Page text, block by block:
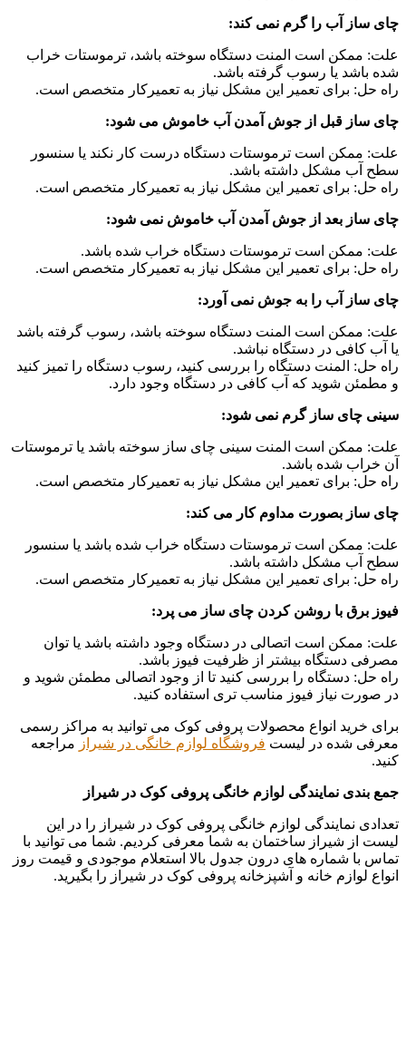
چای ساز آب را گرم نمی کند:
علت: ممکن است المنت دستگاه سوخته باشد، ترموستات خراب
شده باشد یا رسوب گرفته باشد.
راه حل: برای تعمیر این مشکل نیاز به تعمیرکار متخصص است.
چای ساز قبل از جوش آمدن آب خاموش می شود:
علت: ممکن است ترموستات دستگاه درست کار نکند یا سنسور
سطح آب مشکل داشته باشد.
راه حل: برای تعمیر این مشکل نیاز به تعمیرکار متخصص است.
چای ساز بعد از جوش آمدن آب خاموش نمی شود:
علت: ممکن است ترموستات دستگاه خراب شده باشد.
راه حل: برای تعمیر این مشکل نیاز به تعمیرکار متخصص است.
چای ساز آب را به جوش نمی آورد:
علت: ممکن است المنت دستگاه سوخته باشد، رسوب گرفته باشد
یا آب کافی در دستگاه نباشد.
راه حل: المنت دستگاه را بررسی کنید، رسوب دستگاه را تمیز کنید
و مطمئن شوید که آب کافی در دستگاه وجود دارد.
سینی چای ساز گرم نمی شود:
علت: ممکن است المنت سینی چای ساز سوخته باشد یا ترموستات
آن خراب شده باشد.
راه حل: برای تعمیر این مشکل نیاز به تعمیرکار متخصص است.
چای ساز بصورت مداوم کار می کند:
علت: ممکن است ترموستات دستگاه خراب شده باشد یا سنسور
سطح آب مشکل داشته باشد.
راه حل: برای تعمیر این مشکل نیاز به تعمیرکار متخصص است.
فیوز برق با روشن کردن چای ساز می پرد:
علت: ممکن است اتصالی در دستگاه وجود داشته باشد یا توان
مصرفی دستگاه بیشتر از ظرفیت فیوز باشد.
راه حل: دستگاه را بررسی کنید تا از وجود اتصالی مطمئن شوید و
در صورت نیاز فیوز مناسب تری استفاده کنید.
برای خرید انواع محصولات پروفی کوک می توانید به مراکز رسمی
معرفی شده در لیست فروشگاه لوازم خانگی در شیراز مراجعه
کنید.
جمع بندی نمایندگی لوازم خانگی پروفی کوک در شیراز
تعدادی نمایندگی لوازم خانگی پروفی کوک در شیراز را در این
لیست از شیراز ساختمان به شما معرفی کردیم. شما می توانید با
تماس با شماره های درون جدول بالا استعلام موجودی و قیمت روز
انواع لوازم خانه و آشپزخانه پروفی کوک در شیراز را بگیرید.